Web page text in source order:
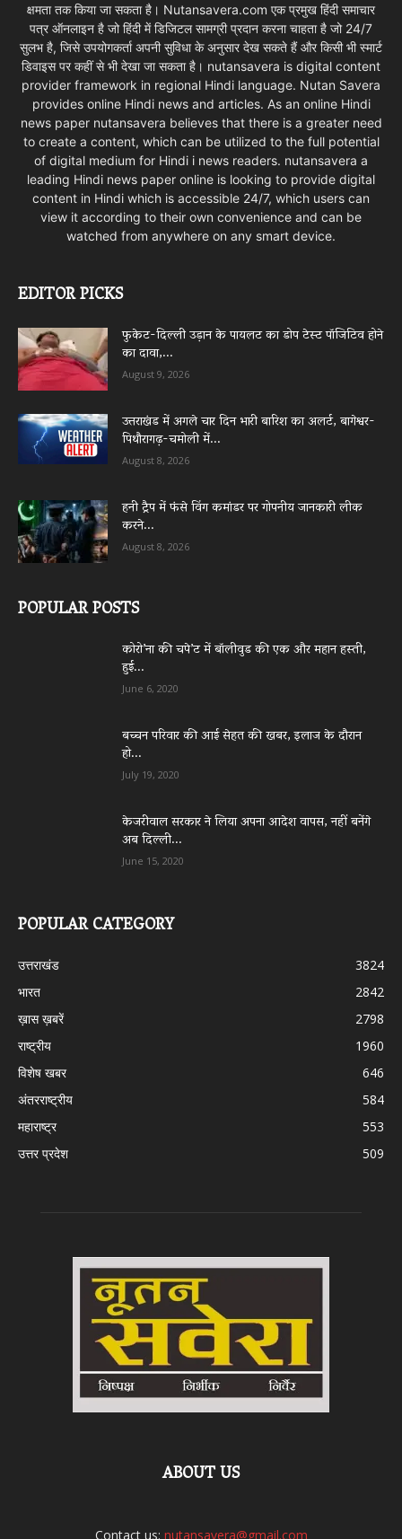
क्षमता तक किया जा सकता है। Nutansavera.com एक प्रमुख हिंदी समाचार
पत्र ऑनलाइन है जो हिंदी में डिजिटल सामग्री प्रदान करना चाहता है जो 24/7
सुलभ है, जिसे उपयोगकर्ता अपनी सुविधा के अनुसार देख सकते हैं और किसी भी स्मार्ट
डिवाइस पर कहीं से भी देखा जा सकता है। nutansavera is digital content
provider framework in regional Hindi language. Nutan Savera
provides online Hindi news and articles. As an online Hindi
news paper nutansavera believes that there is a greater need
to create a content, which can be utilized to the full potential
of digital medium for Hindi i news readers. nutansavera a
leading Hindi news paper online is looking to provide digital
content in Hindi which is accessible 24/7, which users can
view it according to their own convenience and can be
watched from anywhere on any smart device.
EDITOR PICKS
फुकेट-दिल्ली उड़ान के पायलट का डोप टेस्ट पॉजिटिव होने
का दावा,...
August 9, 2026
उत्तराखंड में अगले चार दिन भारी बारिश का अलर्ट, बागेश्वर-
पिथौरागढ़-चमोली में...
August 8, 2026
हनी ट्रैप में फंसे विंग कमांडर पर गोपनीय जानकारी लीक
करने...
August 8, 2026
POPULAR POSTS
कोरो’ना की चपे’ट में बॉलीवुड की एक और महान हस्ती,
हुई...
June 6, 2020
बच्चन परिवार की आई सेहत की खबर, इलाज के दौरान
हो...
July 19, 2020
केजरीवाल सरकार ने लिया अपना आदेश वापस, नहीं बनेंगे
अब दिल्ली...
June 15, 2020
POPULAR CATEGORY
उत्तराखंड
3824
भारत
2842
ख़ास ख़बरें
2798
राष्ट्रीय
1960
विशेष खबर
646
अंतरराष्ट्रीय
584
महाराष्ट्र
553
उत्तर प्रदेश
509
ABOUT US
Contact us: nutansavera@gmail.com